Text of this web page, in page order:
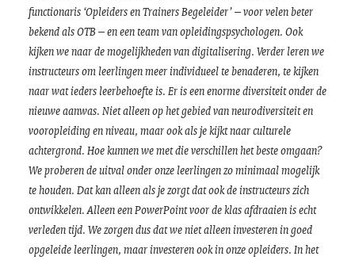
functionaris ‘Opleiders en Trainers Begeleider’ – voor velen beter
bekend als OTB – en een team van opleidingspsychologen. Ook
kijken we naar de mogelijkheden van digitalisering. Verder leren we
instructeurs om leerlingen meer individueel te benaderen, te kijken
naar wat ieders leerbehoefte is. Er is een enorme diversiteit onder de
nieuwe aanwas. Niet alleen op het gebied van neurodiversiteit en
vooropleiding en niveau, maar ook als je kijkt naar culturele
achtergrond. Hoe kunnen we met die verschillen het beste omgaan?
We proberen de uitval onder onze leerlingen zo minimaal mogelijk
te houden. Dat kan alleen als je zorgt dat ook de instructeurs zich
ontwikkelen. Alleen een PowerPoint voor de klas afdraaien is echt
verleden tijd. We zorgen dus dat we niet alleen investeren in goed
opgeleide leerlingen, maar investeren ook in onze opleiders. In het